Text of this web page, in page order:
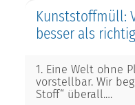
Kunststoffmüll:
besser als
1. Eine Welt ohne
vorstellbar. Wir
Stoff“ überall.…